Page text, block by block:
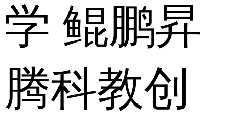
学 鲲鹏昇
腾科教创